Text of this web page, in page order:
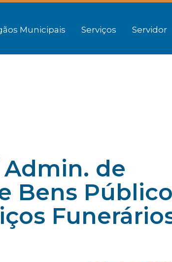
Municipais Serviços Servidor
de
Bens